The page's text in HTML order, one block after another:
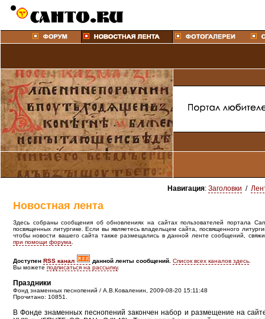
Навигация: Заголовки /
Новостная лента
Здесь собраны сообщения об обновлениях на сайтах пользователей портала
посвященных литургике. Если вы являетесь владельцем сайта, посвященного
чтобы новости вашего сайта также размещались в данной ленте сообщений,
при помощи форума
Доступен RSS канал данной ленты сообщений. Список всех каналов здесь
Вы можете подписаться на рассылку.
Праздники
Фонд знаменных песнопений / А.В.Коваленин, 2009-08-20 15:11:48
Прочитано: 10851.
В Фонде знаменных песнопений закончен набор и размещение на